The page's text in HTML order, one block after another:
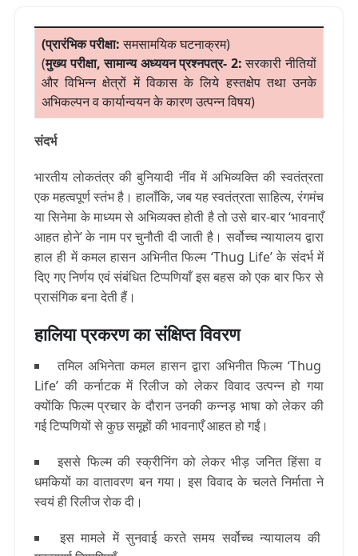
(प्रारंभिक परीक्षा:समसामयिक घटनाक्रम)
(मुख्य परीक्षा, सामान्य अध्ययन प्रश्नपत्र- 2:सरकारी नीतियों
और विभिन्न क्षेत्रों में विकास के लिये हस्तक्षेप तथा उनके
अभिकल्पन व कार्यान्वयन के कारण उत्पन्न विषय)
संदर्भ
भारतीय लोकतंत्र की बुनियादी नींव में अभिव्यक्ति की स्वतंत्रता
एक महत्वपूर्ण स्तंभ है। हालाँकि, जब यह स्वतंत्रता साहित्य, रंगमंच
या सिनेमा के माध्यम से अभिव्यक्त होती है तो उसे बार-बार ‘भावनाएँ
आहत होने’ के नाम पर चुनौती दी जाती है। सर्वोच्च न्यायालय द्वारा
हाल ही में कमल हासन अभिनीत फिल्म ‘Thug Life’ के संदर्भ में
दिए गए निर्णय एवं संबंधित टिप्पणियाँ इस बहस को एक बार फिर से
प्रासंगिक बना देती हैं।
हालिया प्रकरण का संक्षिप्त विवरण
तमिल अभिनेता कमल हासन द्वारा अभिनीत फिल्म ‘Thug
Life’ की कर्नाटक में रिलीज को लेकर विवाद उत्पन्न हो गया
क्योंकि फिल्म प्रचार के दौरान उनकी कन्नड़ भाषा को लेकर की
गई टिप्पणियों से कुछ समूहों की भावनाएँ आहत हो गईं।
इससे फिल्म की स्क्रीनिंग को लेकर भीड़ जनित हिंसा व
धमकियों का वातावरण बन गया। इस विवाद के चलते निर्माता ने
स्वयं ही रिलीज रोक दी।
इस मामले में सुनवाई करते समय सर्वोच्च न्यायालय की